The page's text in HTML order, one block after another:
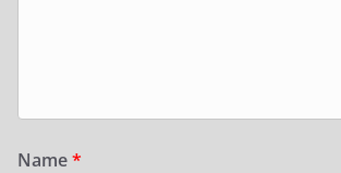
Name*